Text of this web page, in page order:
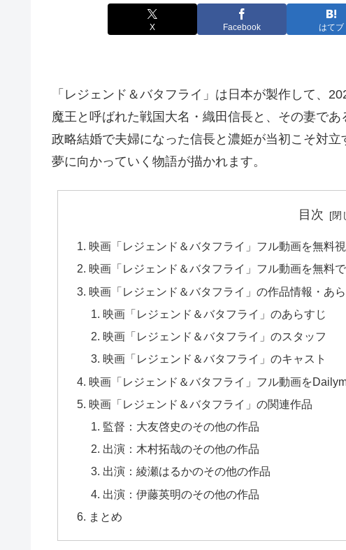
X Facebook はてブ
「レジェンド＆バタフライ」は日本が製作して、
魔王と呼ばれた戦国大名・織田信長と、その妻であ
政略結婚で夫婦になった信長と濃姫が当初こそ対
夢に向かっていく物語が描かれます。
目次
映画「レジェンド＆バタフライ」フル動画を無料
映画「レジェンド＆バタフライ」フル動画を無料
映画「レジェンド＆バタフライ」の作品情報・あ
映画「レジェンド＆バタフライ」のあらすじ
映画「レジェンド＆バタフライ」のスタッフ
映画「レジェンド＆バタフライ」のキャスト
映画「レジェンド＆バタフライ」フル動画を
映画「レジェンド＆バタフライ」の関連作品
監督：大友啓史のその他の作品
出演：木村拓哉のその他の作品
出演：綾瀬はるかのその他の作品
出演：伊藤英明のその他の作品
まとめ